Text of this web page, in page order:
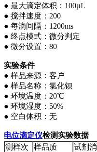
● 最大滴定体积：100μL
● 搅拌速度：200
● 每滴间隔：1200ms
● 终点模式：微分判定
● 微分设置：80
实验条件
● 样品来源：客户
● 样品名称：氯化钡
● 环境温度：20℃
● 环境湿度：50%
● 空白体积：无
电位滴定仪检测实验数据
测样次
样品质
试剂消